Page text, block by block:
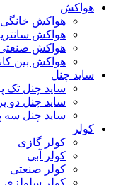
هواکش
هواکش خانگی
هواکش
هواکش
هواکش بین
ساید چنل
ساید چنل تک
ساید چنل دو
ساید چنل سه
کولر
کولر گازی
کولر آبی
کولر صنعتی
کولر سلولزی